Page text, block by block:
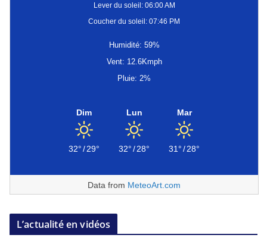
Lever du soleil: 06:00 AM
Coucher du soleil: 07:46 PM
Humidité: 59%
Vent: 12.6Kmph
Pluie: 2%
Dim
32°/29°
Lun
32°/28°
Mar
31°/28°
Data from MeteoArt.com
L’actualité en vidéos